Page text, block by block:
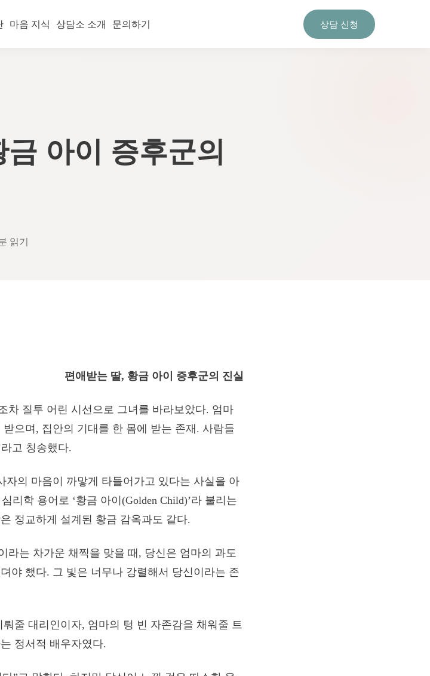
마음 지식 상담소 소개 문의하기 상담 신청
아이 증후군의
읽기
편애받는 딸, 황금 아이 증후군의 진실
차 질투 어린 시선으로 그녀를 바라보았다. 엄마
으며, 집안의 기대를 한 몸에 받는 존재. 사람들
고 칭송했다.
의 마음이 까맣게 타들어가고 있다는 사실을 아
리학 용어로 ‘황금 아이(Golden Child)’라 불리는
정교하게 설계된 황금 감옥과도 같다.
라는 차가운 채찍을 맞을 때, 당신은 엄마의 과도
야 했다. 그 빛은 너무나 강렬해서 당신이라는 존
줄 대리인이자, 엄마의 텅 빈 자존감을 채워줄 트
정서적 배우자였다.